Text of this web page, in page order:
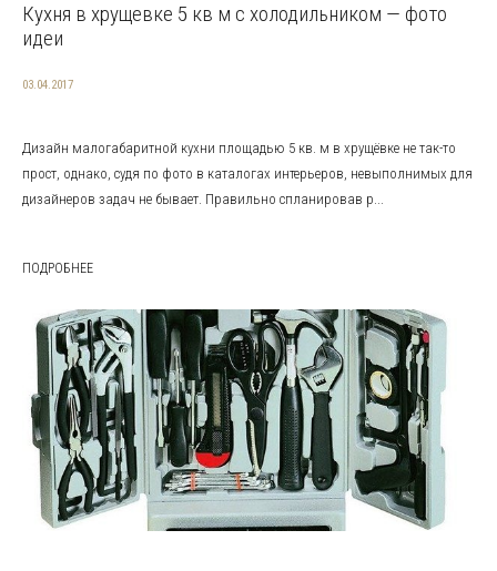
Кухня в хрущевке 5 кв м с холодильником — фото
идеи
03.04.2017
Дизайн малогабаритной кухни площадью 5 кв. м в хрущёвке не так-то
прост, однако, судя по фото в каталогах интерьеров, невыполнимых для
дизайнеров задач не бывает. Правильно спланировав р...
ПОДРОБНЕЕ